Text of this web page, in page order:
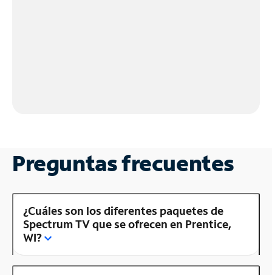
Preguntas frecuentes
¿Cuáles son los diferentes paquetes de
Spectrum TV que se ofrecen en Prentice,
WI?